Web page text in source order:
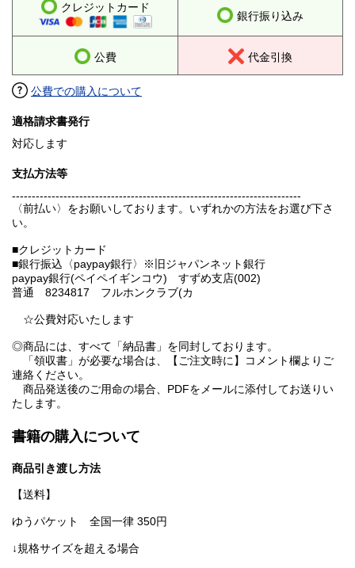
クレジットカード
銀行振り込み
公費 代金引換
公費での購入について
適格請求書発行
対応します
支払方法等
-------------------------------------------------------------------------
〈前払い〉をお願いしております。いずれかの方法をお選び下さ
い。
■クレジットカード
■銀行振込〈paypay銀行〉※旧ジャパンネット銀行
paypay銀行(ペイペイギンコウ) すずめ支店(002)
普通 8234817 フルホンクラブ(カ
☆公費対応いたします
◎商品には、すべて「納品書」を同封しております。
「領収書」が必要な場合は、【ご注文時に】コメント欄よりご
連絡ください。
商品発送後のご用命の場合、PDFをメールに添付してお送りい
たします。
書籍の購入について
商品引き渡し方法
【送料】
ゆうパケット 全国一律 350円
↓規格サイズを超える場合